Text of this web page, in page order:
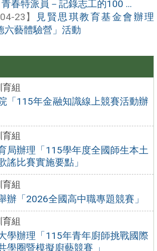
育組
「115年金融知識線上競賽活動辦
育組
局辦理「115學年度全國師生本土
謠比賽實施要點」
育組
辦「2026全國高中職專題競賽」
育組
學辦理「115年青年廚師挑戰國際
學圈暨模擬廚藝競賽 」
青春特派員－記錄志工的100 ...
23】
見賢思琪教育基金會辦理
六藝體驗營」活動